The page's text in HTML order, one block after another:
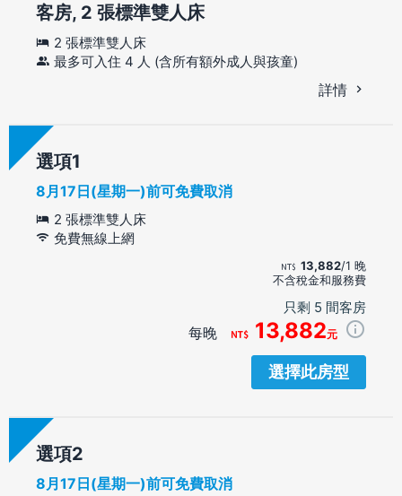
客房, 2 張標準雙人床
2 張標準雙人床
最多可入住 4 人 (含所有額外成人與孩童)
詳情
選項
8月17日(星期一)前可免費取消
2 張標準雙人床
免費無線上網
13,882/1 晚
不含稅金和服務費
只剩 5 間客房
每晚 13,882元
選擇此房型
選項
8月17日(星期一)前可免費取消